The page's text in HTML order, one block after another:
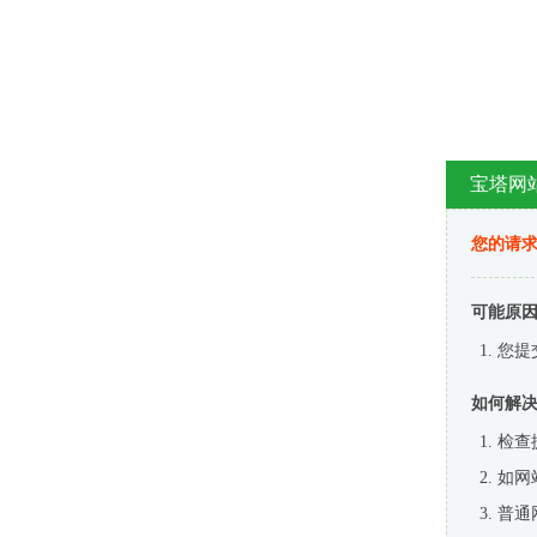
宝塔网
您的请
可能原
您提
如何解
检查
如网
普通